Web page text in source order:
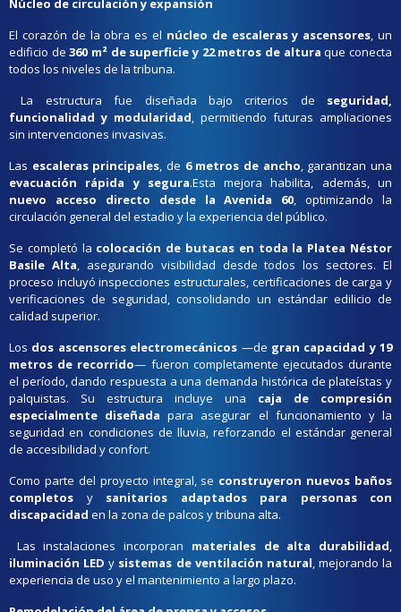
Núcleo de circulación y expansión
El corazón de la obra es el núcleo de escaleras y ascensores, un
edificio de360 m² de superficie y 22 metros de altura que conecta
todos los niveles de la tribuna.
La estructura fue diseñada bajo criterios de seguridad,
funcionalidad y modularidad, permitiendo futuras ampliaciones
sin intervenciones invasivas.
Las escaleras principales, de 6 metros de ancho, garantizan una
evacuación rápida y segura.Esta mejora habilita, además, un
nuevo acceso directo desde la Avenida 60, optimizando la
circulación general del estadio y la experiencia del público.
Se completó la colocación de butacas en toda la Platea Néstor
Basile Alta, asegurando visibilidad desde todos los sectores. El
proceso incluyó inspecciones estructurales, certificaciones de carga y
verificaciones de seguridad, consolidando un estándar edilicio de
calidad superior.
Los dos ascensores electromecánicos —de gran capacidad y 19
metros de recorrido— fueron completamente ejecutados durante
el período, dando respuesta a una demanda histórica de plateístas y
palquistas. Su estructura incluye una caja de compresión
especialmente diseñada para asegurar el funcionamiento y la
seguridad en condiciones de lluvia, reforzando el estándar general
de accesibilidad y confort.
Como parte del proyecto integral, se construyeron nuevos baños
completos y sanitarios adaptados para personas con
discapacidad en la zona de palcos y tribuna alta.
Las instalaciones incorporan materiales de alta durabilidad,
iluminación LED y sistemas de ventilación natural, mejorando la
experiencia de uso y el mantenimiento a largo plazo.